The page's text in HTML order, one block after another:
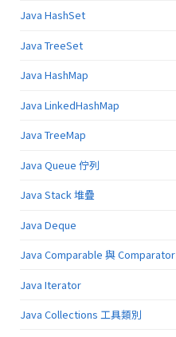
Java HashSet
Java TreeSet
Java HashMap
Java LinkedHashMap
Java TreeMap
Java Queue 佇列
Java Stack 堆疊
Java Deque
Java Comparable 與 Comparator
Java Iterator
Java Collections 工具類別